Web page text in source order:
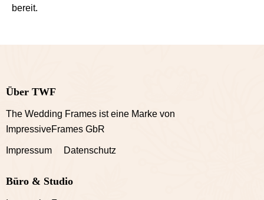
bereit.
Über TWF
The Wedding Frames ist eine Marke von
ImpressiveFrames GbR
Impressum Datenschutz
Büro & Studio